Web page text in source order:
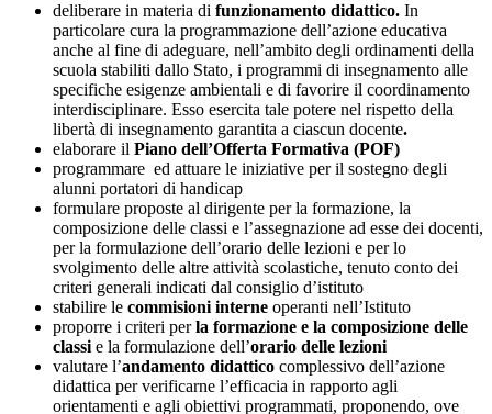
deliberare in materia di funzionamento didattico. In
particolare cura la programmazione dell’azione educativa
anche al fine di adeguare, nell’ambito degli ordinamenti della
scuola stabiliti dallo Stato, i programmi di insegnamento alle
specifiche esigenze ambientali e di favorire il coordinamento
interdisciplinare. Esso esercita tale potere nel rispetto della
libertà di insegnamento garantita a ciascun docente.
elaborare il Piano dell’Offerta Formativa (POF)
programmare ed attuare le iniziative per il sostegno degli
alunni portatori di handicap
formulare proposte al dirigente per la formazione, la
composizione delle classi e l’assegnazione ad esse dei docenti,
per la formulazione dell’orario delle lezioni e per lo
svolgimento delle altre attività scolastiche, tenuto conto dei
criteri generali indicati dal consiglio d’istituto
stabilire le commisioni interne operanti nell’Istituto
proporre i criteri perla formazione e la composizione delle
classi e la formulazione dell’orario delle lezioni
valutare l’andamento didattico complessivo dell’azione
didattica per verificarne l’efficacia in rapporto agli
orientamenti e agli obiettivi programmati, proponendo, ove